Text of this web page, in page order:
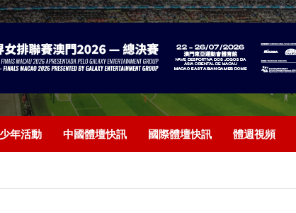
年活動 中國體壇快訊 國際體壇快訊 體週視頻